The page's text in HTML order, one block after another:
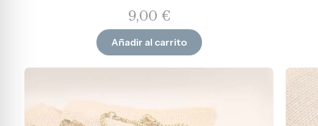
9,00 €
Añadir al carrito